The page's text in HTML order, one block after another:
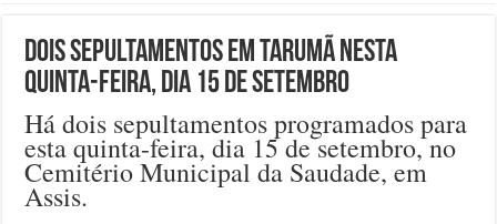
Dois sepultamentos em Tarumã nesta
quinta-feira, dia 15 de setembro
Há dois sepultamentos programados para
esta quinta-feira, dia 15 de setembro, no
Cemitério Municipal da Saudade, em
Assis.